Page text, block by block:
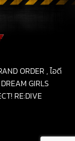
ORDER , ไอดี
GIRLS
RE:DIVE